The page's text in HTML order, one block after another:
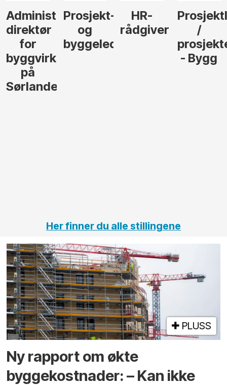
HR-
rådgiver
Prosjektleder
/
prosjekteringsleder
Vi
behøver
elektrofagfolk
Anlegg
søker
Elektro
Her finner du alle stillingene
PLUSS
Ny rapport om økte
byggekostnader: – Kan ikke